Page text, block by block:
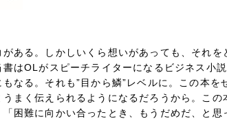
ある。しかしいくら想いがあっても、それ
はOLがスピーチライターになるビジネス小
もなる。それも”目から鱗”レベルに。この本
うまく伝えられるようになるだろうから。こ
「困難に向かい合ったとき、もうだめだ、と